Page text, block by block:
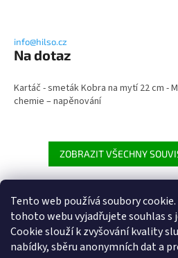
Tento web používá soubory
tohoto webu vyjadřujete souhlas s
Cookieslouží k zvyšování kvality
nabídky, sběru anonymních dat a
info@hilso.cz
Na dotaz
Kartáč - smeták Kobra na mytí 22 cm -
chemie – napěnování
ZOBRAZIT VŠECHNY
Heureka.cz